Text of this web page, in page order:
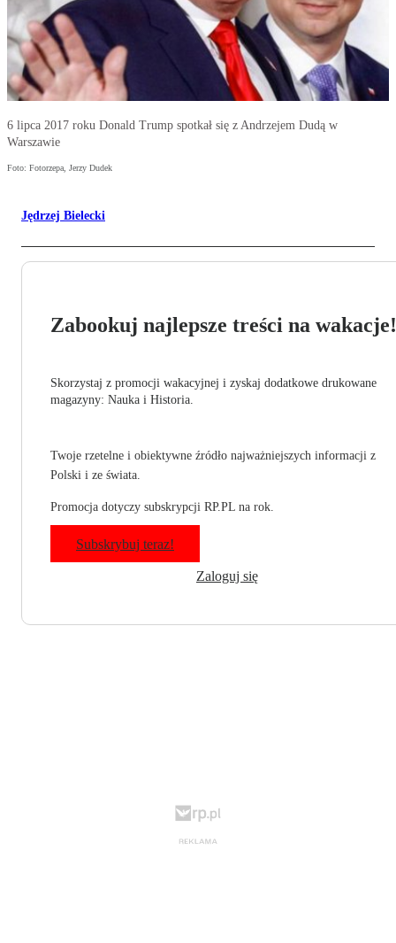
6 lipca 2017 roku Donald Trump spotkał się z Andrzejem Dudą w
Warszawie
Foto: Fotorzepa, Jerzy Dudek
Jędrzej Bielecki
Zabookuj najlepsze treści na wakacje!
Skorzystaj z promocji wakacyjnej i zyskaj dodatkowe drukowane
magazyny: Nauka i Historia.
Twoje rzetelne i obiektywne źródło najważniejszych informacji z
Polski i ze świata.
Promocja dotyczy subskrypcji RP.PL na rok.
Subskrybuj teraz!
Zaloguj się